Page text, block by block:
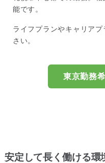
能です。
ライフプランやキャリア
さい。
東京勤務
安定して長く働ける環